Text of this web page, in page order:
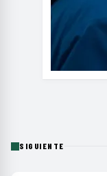
SIGUIENTE